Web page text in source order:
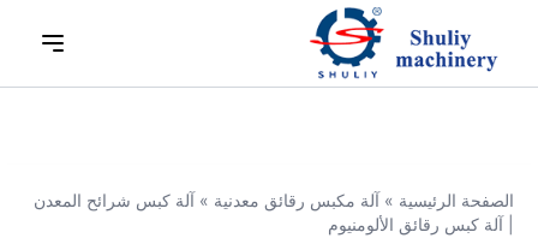
الصفحة الرئيسية » آلة مكبس رقائق معدنية » آلة كبس شرائح المعدن
| آلة كبس رقائق الألومنيوم